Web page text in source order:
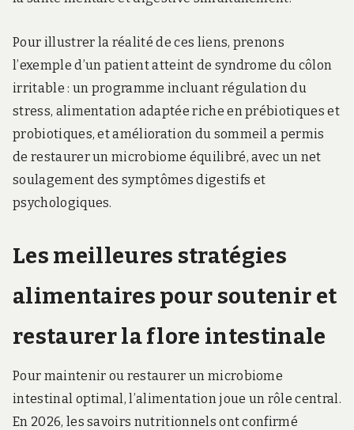
Pour illustrer la réalité de ces liens, prenons
l’exemple d’un patient atteint de syndrome du côlon
irritable : un programme incluant régulation du
stress, alimentation adaptée riche en prébiotiques et
probiotiques, et amélioration du sommeil a permis
de restaurer un microbiome équilibré, avec un net
soulagement des symptômes digestifs et
psychologiques.
Les meilleures stratégies
alimentaires pour soutenir et
restaurer la flore intestinale
Pour maintenir ou restaurer un microbiome
intestinal optimal, l’alimentation joue un rôle central.
En 2026, les savoirs nutritionnels ont confirmé